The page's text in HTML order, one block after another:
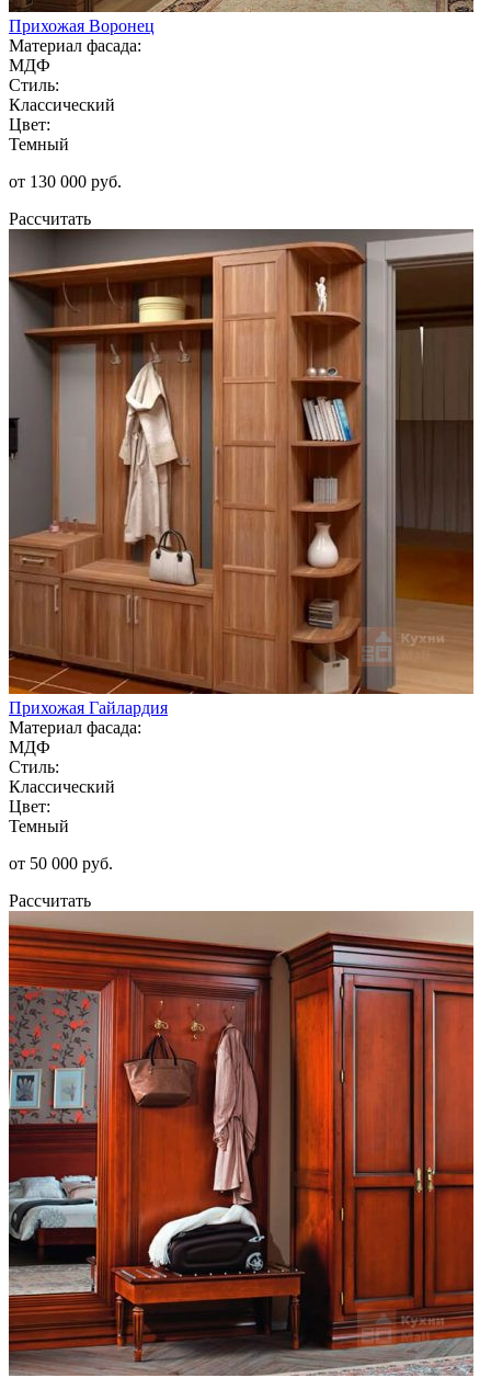
Прихожая Воронец
Материал фасада:
МДФ
Стиль:
Классический
Цвет:
Темный
от 130 000 руб.
Рассчитать
Прихожая Гайлардия
Материал фасада:
МДФ
Стиль:
Классический
Цвет:
Темный
от 50 000 руб.
Рассчитать